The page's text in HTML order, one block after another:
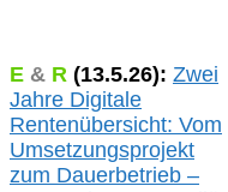
E & R (13.5.26): Zwei
Jahre Digitale
Rentenübersicht: Vom
Umsetzungsprojekt
zum Dauerbetrieb –